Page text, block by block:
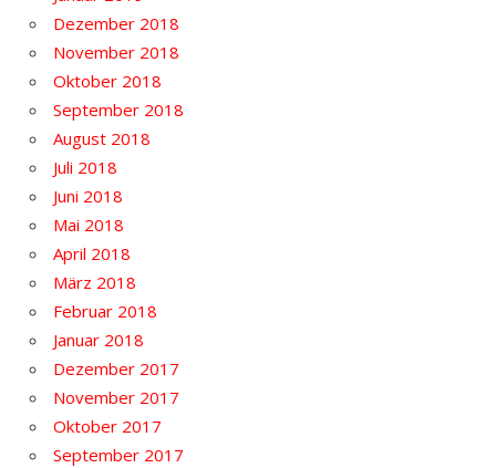
Dezember 2018
November 2018
Oktober 2018
September 2018
August 2018
Juli 2018
Juni 2018
Mai 2018
April 2018
März 2018
Februar 2018
Januar 2018
Dezember 2017
November 2017
Oktober 2017
September 2017